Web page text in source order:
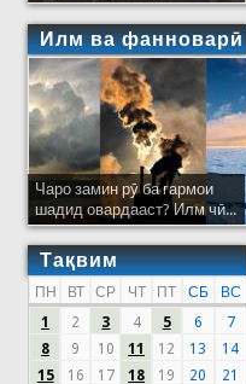
Илм ва фанноварӣ
Чаро замин рӯ ба гармои
шадид овардааст? Илм чӣ...
Тақвим
ПН ВТ СР ЧТ ПТ СБ
ВС
1
2 3 4 5 6
7
8
9 10 11 12 13
14
15
16 17 18 19 20
21